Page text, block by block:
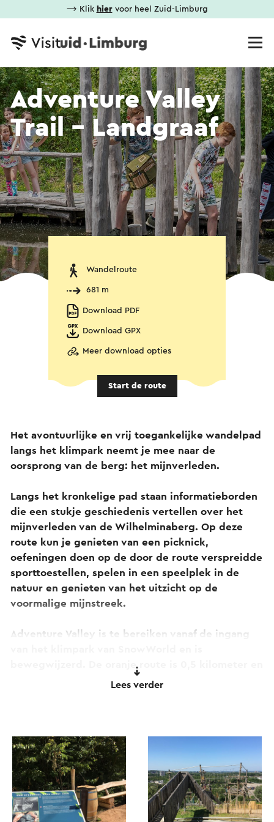
⟶ Klik hiervoor heel Zuid-Limburg
Adventure Valley
Trail - Landgraaf
Wandelroute
681 m
Download PDF
Download GPX
Meer download opties
Start de route
Het avontuurlijke en vrij toegankelijke wandelpad
langs het klimpark neemt je mee naar de
oorsprong van de berg: het mijnverleden.
Langs het kronkelige pad staan informatieborden
die een stukje geschiedenis vertellen over het
mijnverleden van de Wilhelminaberg. Op deze
route kun je genieten van een picknick,
oefeningen doen op de door de route verspreidde
sporttoestellen, spelen in een speelplek in de
natuur en genieten van het uitzicht op de
voormalige mijnstreek.
Adventure Valley is te bereiken vanaf de ingang
bewegwijzerd. De oranje route is 0,5 kilometer en
de groene route 0,7 kilometer.
Lees verder